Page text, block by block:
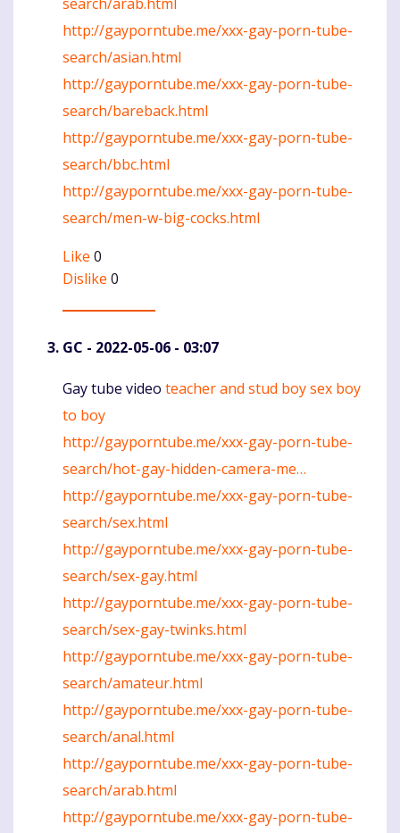
http://gayporntube.me/xxx-gay-porn-tube-
search/asian.html
http://gayporntube.me/xxx-gay-porn-tube-
search/bareback.html
http://gayporntube.me/xxx-gay-porn-tube-
search/bbc.html
http://gayporntube.me/xxx-gay-porn-tube-
search/men-w-big-cocks.html
Like 0
Dislike 0
GC - 2022-05-06 - 03:07
Komentaras
Gay tube video teacher and stud boy sex boy
to boy
http://gayporntube.me/xxx-gay-porn-tube-
search/hot-gay-hidden-camera-me…
http://gayporntube.me/xxx-gay-porn-tube-
search/sex.html
http://gayporntube.me/xxx-gay-porn-tube-
search/sex-gay.html
http://gayporntube.me/xxx-gay-porn-tube-
search/sex-gay-twinks.html
http://gayporntube.me/xxx-gay-porn-tube-
search/amateur.html
http://gayporntube.me/xxx-gay-porn-tube-
search/anal.html
http://gayporntube.me/xxx-gay-porn-tube-
search/arab.html
http://gayporntube.me/xxx-gay-porn-tube-